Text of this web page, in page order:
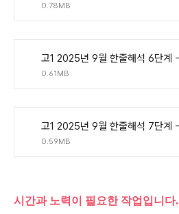
0.78MB
0.61MB
0.59MB
시간과 노력이 필요한 작업입니다.